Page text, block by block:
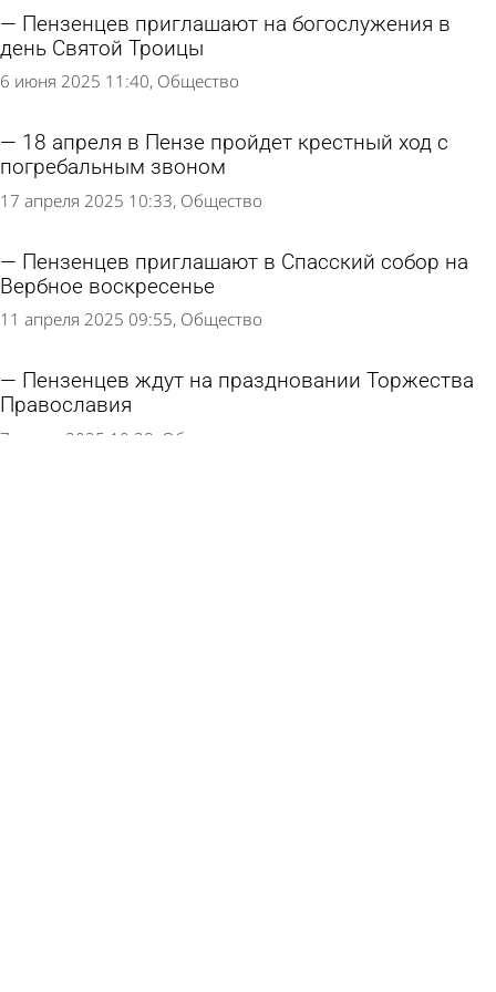
Пензенцев приглашают на богослужения в
день Святой Троицы
6 июня 2025 11:40 Общество
18 апреля в Пензе пройдет крестный ход с
погребальным звоном
17 апреля 2025 10:33 Общество
Пензенцев приглашают в Спасский собор на
Вербное воскресенье
11 апреля 2025 09:55 Общество
Пензенцев ждут на праздновании Торжества
Православия
7 марта 2025 10:28 Общество